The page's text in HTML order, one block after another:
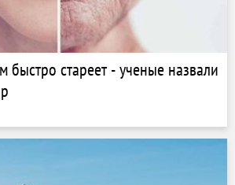
быстро стареет - ученые назвали